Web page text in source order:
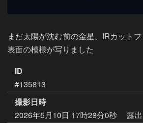
まだ太陽が沈む前の金星、IRカット
表面の模様が写りました
ID
#135813
撮影日時
2026年5月10日 17時28分0秒
露